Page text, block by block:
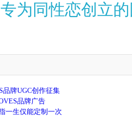
专为同性恋创立